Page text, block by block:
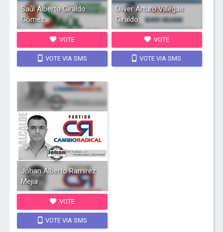
Saúl Alberto Giraldo
Gómez
VOTE
VOTE VIA SMS
Oliver Arturo Villegas
Giraldo
VOTE
VOTE VIA SMS
Johan Alberto Ramírez
Mejía
VOTE
VOTE VIA SMS